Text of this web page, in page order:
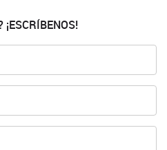
¡ESCRÍBENOS!